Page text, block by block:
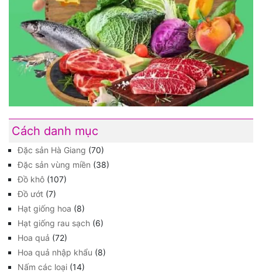
Cách danh mục
Đặc sản Hà Giang (70)
Đặc sản vùng miền (38)
Đồ khô (107)
Đồ ướt (7)
Hạt giống hoa (8)
Hạt giống rau sạch (6)
Hoa quả (72)
Hoa quả nhập khẩu (8)
Nấm các loại (14)